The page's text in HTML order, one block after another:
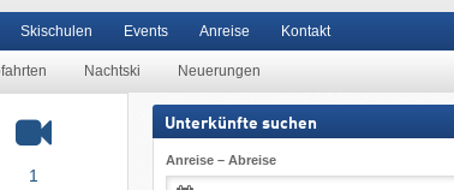
Nachtski Neuerungen
Skischulen Events Anreise Kontakt
1
Unterkünfte suchen
Anreise – Abreise